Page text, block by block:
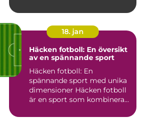
18. jan
Häcken fotboll: En översikt
av en spännande sport
Häcken fotboll: En
spännande sport med unika
dimensioner Häcken fotboll
är en sport som kombinerar